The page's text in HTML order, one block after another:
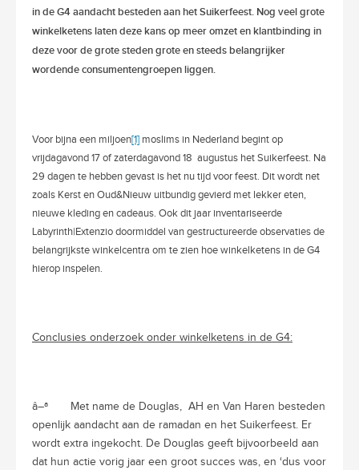
in de G4 aandacht besteden aan het Suikerfeest. Nog veel grote
winkelketens laten deze kans op meer omzet en klantbinding in
deze voor de grote steden grote en steeds belangrijker
wordende consumentengroepen liggen.
Voor bijna een miljoen[1] moslims in Nederland begint op
vrijdagavond 17 of zaterdagavond 18 augustus het Suikerfeest. Na
29 dagen te hebben gevast is het nu tijd voor feest. Dit wordt net
zoals Kerst en Oud&Nieuw uitbundig gevierd met lekker eten,
nieuwe kleding en cadeaus. Ook dit jaar inventariseerde
Labyrinth|Extenzio doormiddel van gestructureerde observaties de
belangrijkste winkelcentra om te zien hoe winkelketens in de G4
hierop inspelen.
Conclusies onderzoek onder winkelketens in de G4:
â–ª Met name de Douglas,
AH en Van Haren besteden
openlijk aandacht aan de ramadan en het Suikerfeest. Er
wordt extra ingekocht. De Douglas geeft bijvoorbeeld aan
dat hun actie vorig jaar een groot succes was, en ‘dus voor